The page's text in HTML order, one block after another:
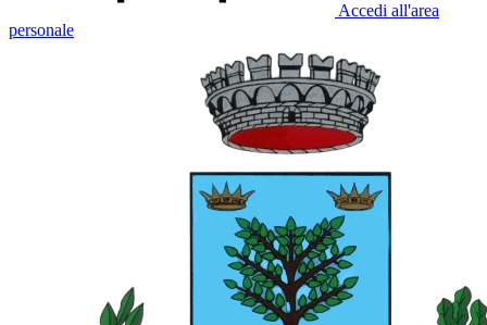
Accedi all'area
personale